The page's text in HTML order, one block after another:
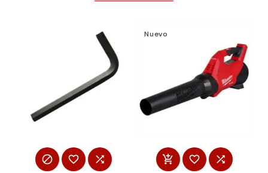
  
Nuevo
  